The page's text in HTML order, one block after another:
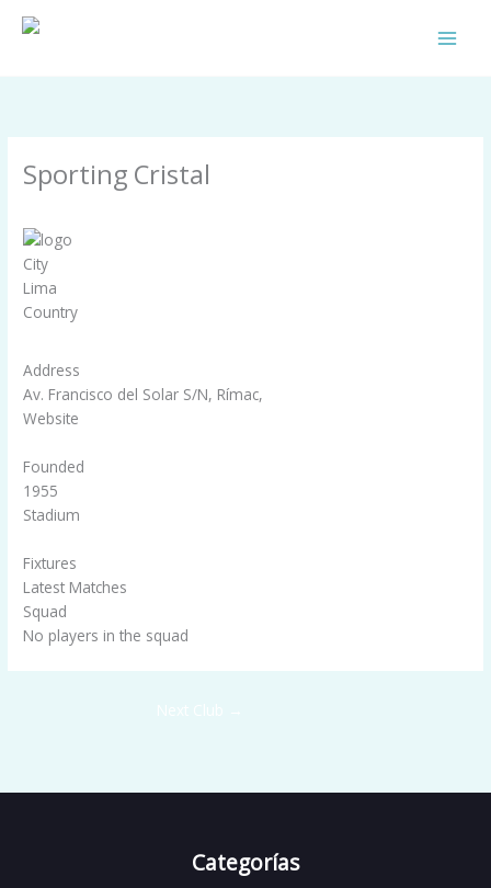
Sporting Cristal
City
Lima
Country
Address
Av. Francisco del Solar S/N, Rímac,
Website
Founded
1955
Stadium
Fixtures
Latest Matches
Squad
No players in the squad
Categorías